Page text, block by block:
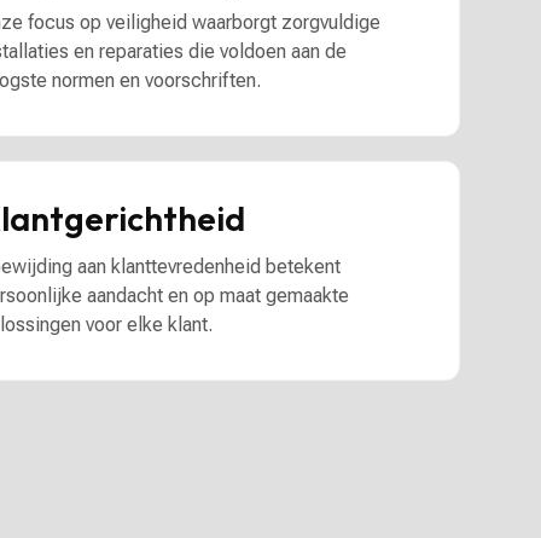
focus op veiligheid waarborgt zorgvuldige
en reparaties die voldoen aan de
normen en voorschriften.
aan klanttevredenheid betekent
aandacht en op maat gemaakte
voor elke klant.